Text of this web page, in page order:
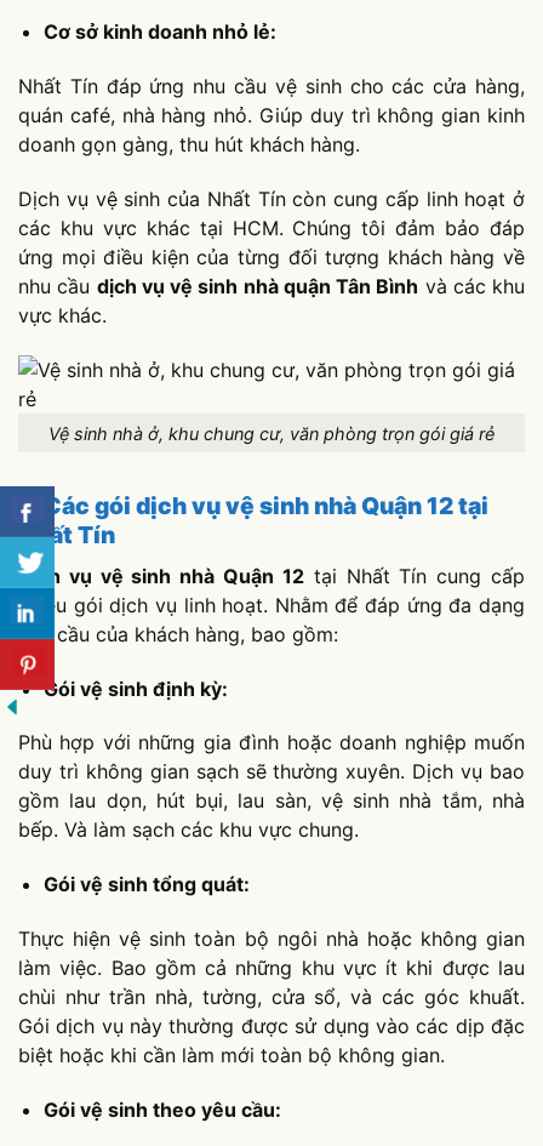
Cơ sở kinh doanh nhỏ lẻ:
Nhất Tín đáp ứng nhu cầu vệ sinh cho các cửa hàng,
quán café, nhà hàng nhỏ. Giúp duy trì không gian kinh
doanh gọn gàng, thu hút khách hàng.
Dịch vụ vệ sinh của Nhất Tín còn cung cấp linh hoạt ở
các khu vực khác tại HCM. Chúng tôi đảm bảo đáp
ứng mọi điều kiện của từng đối tượng khách hàng về
nhu cầu dịch vụ vệ sinh nhà quận Tân Bình và các khu
vực khác.
Vệ sinh nhà ở, khu chung cư, văn phòng trọn gói giá rẻ
2. Các gói dịch vụ vệ sinh nhà Quận 12 tại
Nhất Tín
Dịch vụ vệ sinh nhà Quận 12tại Nhất Tín cung cấp
nhiều gói dịch vụ linh hoạt. Nhằm để đáp ứng đa dạng
nhu cầu của khách hàng, bao gồm:
Gói vệ sinh định kỳ:
Phù hợp với những gia đình hoặc doanh nghiệp muốn
duy trì không gian sạch sẽ thường xuyên. Dịch vụ bao
gồm lau dọn, hút bụi, lau sàn, vệ sinh nhà tắm, nhà
bếp. Và làm sạch các khu vực chung.
Gói vệ sinh tổng quát:
Thực hiện vệ sinh toàn bộ ngôi nhà hoặc không gian
làm việc. Bao gồm cả những khu vực ít khi được lau
chùi như trần nhà, tường, cửa sổ, và các góc khuất.
Gói dịch vụ này thường được sử dụng vào các dịp đặc
biệt hoặc khi cần làm mới toàn bộ không gian.
Gói vệ sinh theo yêu cầu: